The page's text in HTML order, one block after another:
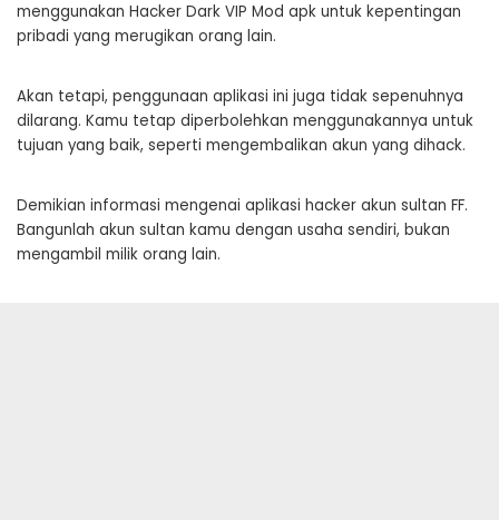
menggunakan Hacker Dark VIP Mod apk untuk kepentingan
pribadi yang merugikan orang lain.
Akan tetapi, penggunaan aplikasi ini juga tidak sepenuhnya
dilarang. Kamu tetap diperbolehkan menggunakannya untuk
tujuan yang baik, seperti mengembalikan akun yang dihack.
Demikian informasi mengenai aplikasi hacker akun sultan FF.
Bangunlah akun sultan kamu dengan usaha sendiri, bukan
mengambil milik orang lain.